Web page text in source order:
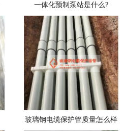
一体化预制泵站是什么?
玻璃钢电缆保护管质量怎么样